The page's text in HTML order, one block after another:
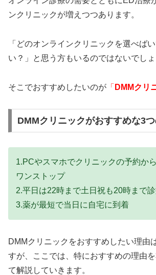
ンクリニックが増えつつあります。
「どのオンラインクリニックを選べば
い？」と思う方もいるのではないでしょ
そこでおすすめしたいのが 「 DMMクリ
DMMクリニックがおすすめな3
1.PCやスマホでクリニックの予約か
ワンストップ
2.平日は22時まで土日祝も20時まで
3.薬が最短で当日に自宅に到着
DMMクリニックをおすすめしたい理由
すが、ここでは、特におすすめの理由
て解説していきます。